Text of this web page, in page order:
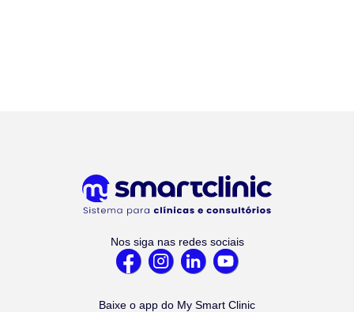
Nos siga nas redes sociais
Baixe o app do My Smart Clinic